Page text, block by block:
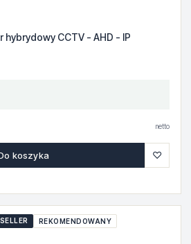
CCTV - AHD - IP
netto
koszyka ♡
REKOMENDOWANY